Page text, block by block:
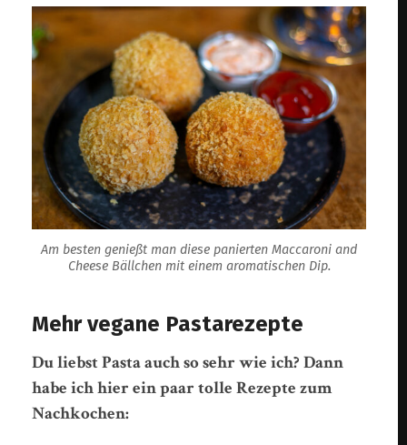
Am besten genießt man diese panierten Maccaroni and
Cheese Bällchen mit einem aromatischen Dip.
Mehr vegane Pastarezepte
Du liebst Pasta auch so sehr wie ich? Dann
habe ich hier ein paar tolle Rezepte zum
Nachkochen: